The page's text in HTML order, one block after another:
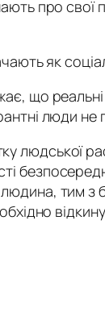
про свої
як
що реальні
люди не
людської
тим з